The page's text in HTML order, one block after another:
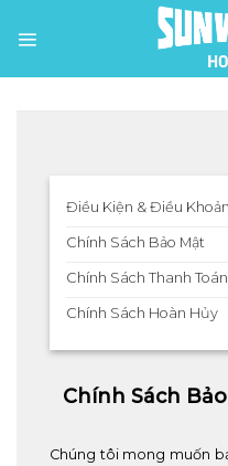
qua
dung
Điều Kiện & Điều Khoản
Chính Sách Bảo Mật
Chính Sách Thanh Toán
Chính Sách Hoàn Hủy
Chính Sách
Chúng tôi mong muốn